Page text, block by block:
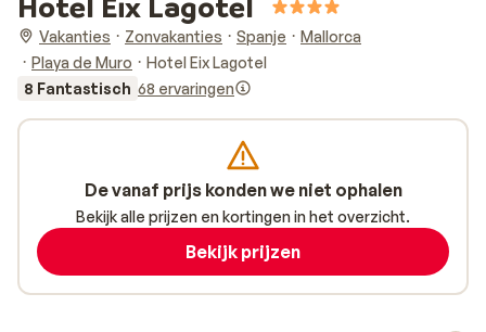
Vakanties Zonvakanties Spanje
Mallorca
Playa de Muro
Hotel Eix Lagotel
8 Fantastisch 68 ervaringen
De vanaf prijs konden we niet ophalen
Bekijk alle prijzen en kortingen in het overzicht.
Bekijk prijzen